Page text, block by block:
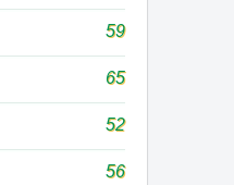
59
65
52
56